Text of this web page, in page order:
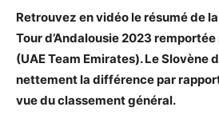
Retrouvez en vidéo le résumé de
Tour d’Andalousie 2023
(UAE Team Emirates). Le Slovène
nettement la différence par
vue du classement général.